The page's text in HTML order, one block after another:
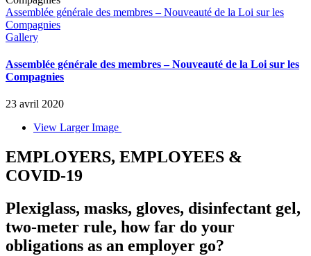
Assemblée générale des membres – Nouveauté de la Loi sur les
Compagnies
Gallery
Assemblée générale des membres – Nouveauté de la Loi sur les
Compagnies
23 avril 2020
View Larger Image
EMPLOYERS, EMPLOYEES &
COVID-19
Plexiglass, masks, gloves, disinfectant gel,
two-meter rule, how far do your
obligations as an employer go?